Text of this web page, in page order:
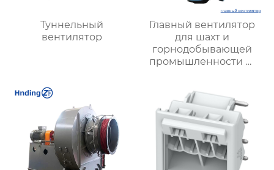
Туннельный
вентилятор
Главный вентилятор
для шахт и
горнодобывающей
промышленности —
надежность